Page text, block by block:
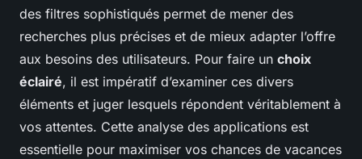
des filtres sophistiqués permet de mener des
recherches plus précises et de mieux adapter l’offre
aux besoins des utilisateurs. Pour faire un choix
éclairé, il est impératif d’examiner ces divers
éléments et juger lesquels répondent véritablement à
vos attentes. Cette analyse des applications est
essentielle pour maximiser vos chances de vacances